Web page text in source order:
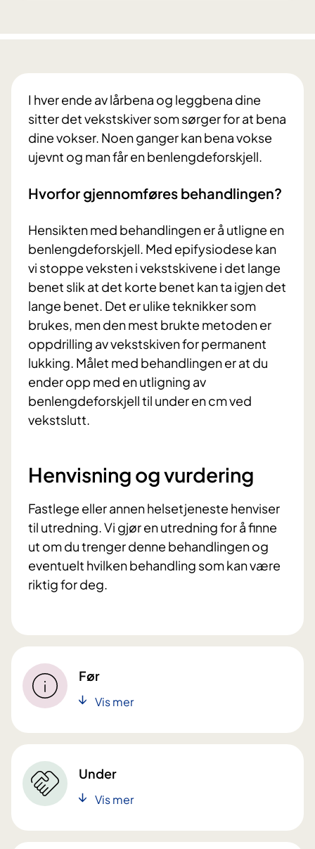
I hver ende av lårbena og leggbena dine
sitter det vekstskiver som sørger for at bena
dine vokser. Noen ganger kan bena vokse
ujevnt og man får en benlengdeforskjell.
Hvorfor gjennomføres behandlingen?
Hensikten med behandlingen er å utligne en
benlengdeforskjell. Med epifysiodese kan
vi stoppe veksten i vekstskivene i det lange
benet slik at det korte benet kan ta igjen det
lange benet. Det er ulike teknikker som
brukes, men den mest brukte metoden er
oppdrilling av vekstskiven for permanent
lukking. Målet med behandlingen er at du
ender opp med en utligning av
benlengdeforskjell til under en cm ved
vekstslutt.
Henvisning og vurdering
Fastlege eller annen helsetjeneste henviser
til utredning. Vi gjør en utredning for å finne
ut om du trenger denne behandlingen og
eventuelt hvilken behandling som kan være
riktig for deg.
Før
Vis mer
Under
Vis mer